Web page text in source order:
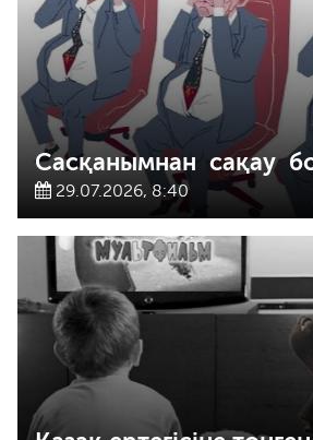
Сасқанымнан сақау
29.07.2026, 8:40